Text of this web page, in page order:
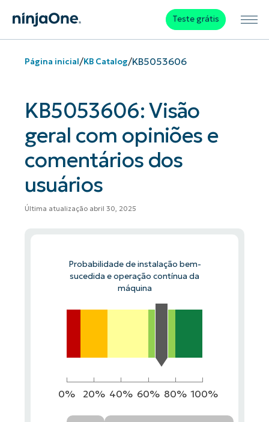
Teste grátis
Página inicial/KB Catalog/KB5053606
KB5053606: Visão
geral com opiniões e
comentários dos
usuários
Última atualização abril 30, 2025
Probabilidade de instalação bem-
sucedida e operação contínua da
máquina
0% 20% 40% 60% 80% 100%